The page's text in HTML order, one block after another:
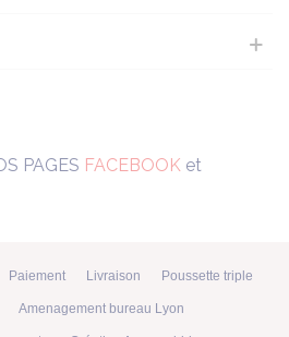
PAGES FACEBOOK et
Paiement Livraison Poussette triple
Amenagement bureau Lyon